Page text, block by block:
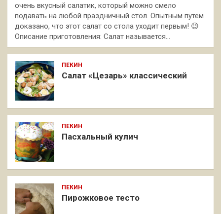
очень вкусный салатик, который можно смело
подавать на любой праздничный стол. Опытным путем
доказано, что этот салат со стола уходит первым! 😉
Описание приготовления: Салат называется…
ПЕКИН
Салат «Цезарь» классический
ПЕКИН
Пасхальный кулич
ПЕКИН
Пирожковое тесто